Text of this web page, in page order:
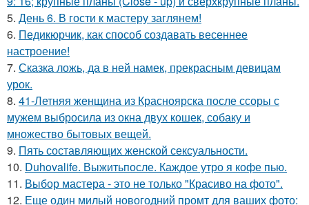
5. День 6. В гости к мастеру заглянем!
6. Педикюрчик, как способ создавать весеннее
настроение!
7. Сказка ложь, да в ней намек, прекрасным девицам
урок.
8. 41-Летняя женщина из Красноярска после ссоры с
мужем выбросила из окна двух кошек, собаку и
множество бытовых вещей.
9. Пять составляющих женской сексуальности.
10. Duhovalife. Выжитьпосле. Каждое утро я кофе пью.
11. Выбор мастера - это не только "Красиво на фото".
12. Еще один милый новогодний промт для ваших фото: